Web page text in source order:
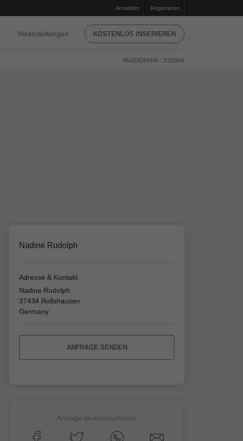
Anmelden Registrieren
Veranstaltungen KOSTENLOS INSERIEREN
ANZEIGENNR.: 2325981
Nadine Rudolph
Adresse & Kontakt
Nadine Rudolph
37434 Rollshausen
Germany
ANFRAGE SENDEN
Anzeige weiterempfehlen